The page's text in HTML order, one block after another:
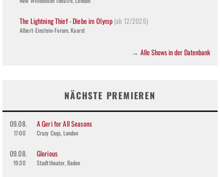
The Lightning Thief - Diebe im Olymp(ab 12/2026)
Albert-Einstein-Forum, Kaarst
→ Alle Shows in der Datenbank
NÄCHSTE PREMIEREN
09.08.
17:00
A Geri for All Seasons
Crazy Coqs, London
09.08.
19:30
Glorious
Stadttheater, Baden